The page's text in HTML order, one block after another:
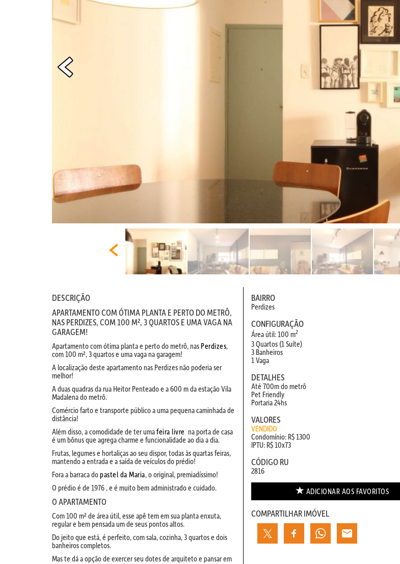
DESCRIÇÃO
APARTAMENTO COM ÓTIMA PLANTA E PERTO DO METRÔ,
NAS PERDIZES, COM 100 M², 3 QUARTOS E UMA VAGA NA
GARAGEM!
Apartamento com ótima planta e perto do metrô, nas Perdizes,
com 100 m², 3 quartos e uma vaga na garagem!
A localização deste apartamento nas Perdizes não poderia ser
melhor!
A duas quadras da rua Heitor Penteado e a 600 m da estação Vila
Madalena do metrô.
Comércio farto e transporte público a uma pequena caminhada de
distância!
Além disso, a comodidade de ter umafeira livre na porta de casa
é um bônus que agrega charme e funcionalidade ao dia a dia.
Frutas, legumes e hortaliças ao seu dispor, todas às quartas feiras,
mantendo a entrada e a saída de veículos do prédio!
Fora a barraca dopastel da Maria, o original, premiadíssimo!
O prédio é de 1976 , e é muito bem administrado e cuidado.
O APARTAMENTO
Com 100 m² de área útil, esse apê tem em sua planta enxuta,
regular e bem pensada um de seus pontos altos.
Do jeito que está, é perfeito, com sala, cozinha, 3 quartos e dois
banheiros completos.
Mas te dá a opção de exercer seu dotes de arquiteto e pansar em
BAIRRO
Perdizes
CONFIGURAÇÃO
Área útil: 100 m2
3 Quartos (1 Suíte)
3 Banheiros
1 Vaga
DETALHES
Até 700m do metrô
Pet Friendly
Portaria 24hs
VALORES
VENDIDO
Condomínio: R$ 1300
IPTU: R$ 10x73
CÓDIGO RU
2816
ADICIONAR AOS FAVORITOS
COMPARTILHAR IMÓVEL